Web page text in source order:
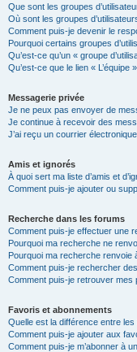
Que sont les groupes
Où sont les groupes
Comment puis-je devenir le
Pourquoi certains groupes
Qu’est-ce qu’un « groupe
Qu’est-ce que le lien « L’équipe
Messagerie privée
Je ne peux pas envoyer de
Je continue à recevoir des
J’ai reçu un courrier
Amis et ignorés
À quoi sert ma liste d’amis et
Comment puis-je ajouter ou
Recherche dans les forums
Comment puis-je effectuer une
Pourquoi ma recherche ne
Pourquoi ma recherche renvoie
Comment puis-je rechercher
Comment puis-je retrouver
Favoris et abonnements
Quelle est la différence entre
Comment puis-je ajouter aux
Comment puis-je m’abonner à